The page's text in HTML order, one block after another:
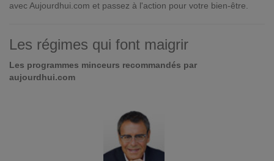
avec Aujourdhui.com et passez à l'action pour votre bien-être.
Les régimes qui font maigrir
Les programmes minceurs recommandés par
aujourdhui.com